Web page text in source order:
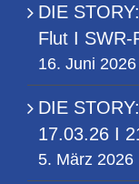
DIE
Flut I SWR-
16. Juni 2026
DIE
17.03.26 I
5. März 2026